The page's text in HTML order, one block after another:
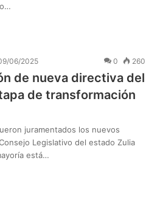
06/2025 0 260
de nueva directiva del
de transformación
juramentados los nuevos
Legislativo del estado Zulia
está…